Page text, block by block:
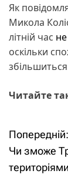
Як
Микола
літній час
оскільки
Читайте
Н
а
Попередній:
Чи зможе